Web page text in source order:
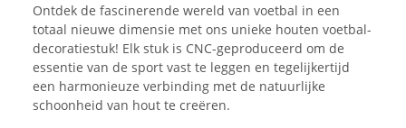
Ontdek de fascinerende wereld van voetbal in een
totaal nieuwe dimensie met ons unieke houten voetbal-
decoratiestuk! Elk stuk is CNC-geproduceerd om de
essentie van de sport vast te leggen en tegelijkertijd
een harmonieuze verbinding met de natuurlijke
schoonheid van hout te creëren.